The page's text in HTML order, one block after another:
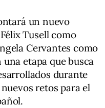
un nuevo
Tusell como
Cervantes como
etapa que busca
durante
retos para el